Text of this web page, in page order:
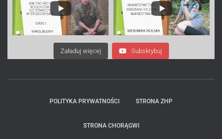
Załaduj więcej Subskrybuj
POLITYKA PRYWATNOŚCI STRONA ZHP
STRONA CHORĄGWI